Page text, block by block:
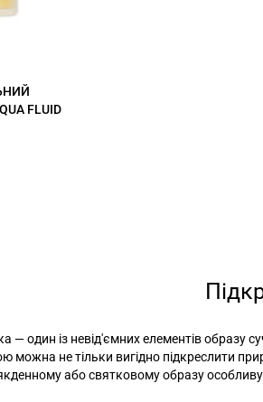
FLUID
—один із невід'ємних елементів образу
можна не тільки вигідно підкреслити
або святковому образу особливу